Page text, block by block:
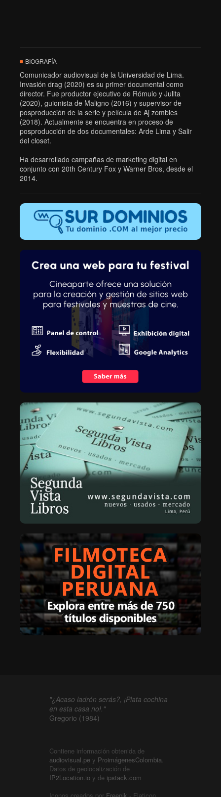
BIOGRAFÍA
Comunicador audiovisual de la Universidad de Lima.
Invasión drag (2020) es su primer documental como
director. Fue productor ejecutivo de Rómulo y Julita
(2020), guionista de Maligno (2016) y supervisor de
posproducción de la serie y película de Aj zombies
(2018). Actualmente se encuentra en proceso de
posproducción de dos documentales: Arde Lima y Salir
del closet.
Ha desarrollado campañas de marketing digital en
conjunto con 20th Century Fox y Warner Bros, desde el
2014.
"¿Acaso ladrón serás?, ¡Plata cochina
en esta casa no!."
Gregorio (1984)
Contiene información obtenida de
audiovisual.pe y ProimágenesColombia.
Datos de geolocalización de
IP2Location.io y de ipstack.com